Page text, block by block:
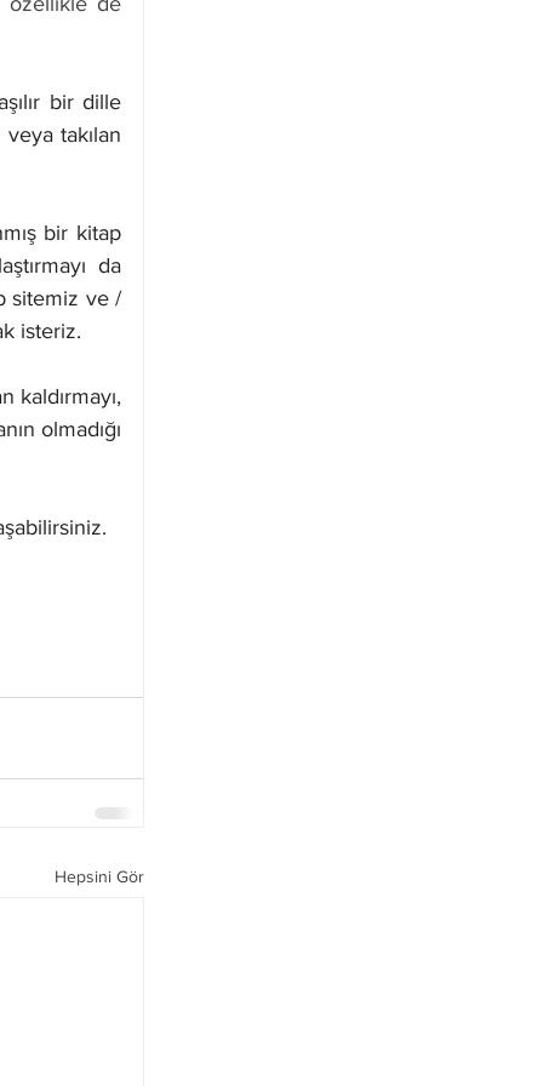
bir dille
takılan
bir kitap
da
sitemiz ve /
isteriz.
kaldırmayı,
olmadığı
Hepsini Gör